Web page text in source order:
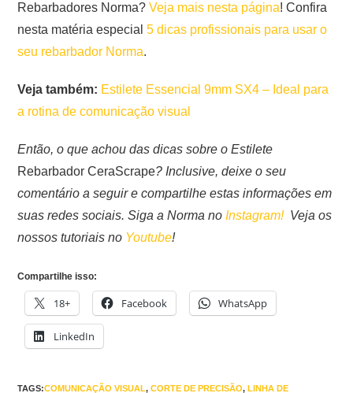
Rebarbadores Norma?Veja mais nesta página! Confira
nesta matéria especial5 dicas profissionais para usar o
seu rebarbador Norma.
Veja também: Estilete Essencial 9mm SX4 – Ideal para
a rotina de comunicação visual
Então, o que achou das dicas sobre o Estilete
Rebarbador CeraScrape? Inclusive, deixe o seu
comentário a seguir e compartilhe estas informações em
suas redes sociais. Siga a Norma no Instagram!Veja os
nossos tutoriais no Youtube!
Compartilhe isso:
18+ Facebook WhatsApp
LinkedIn
TAGS:COMUNICAÇÃO VISUAL,CORTE DE PRECISÃO,LINHA DE